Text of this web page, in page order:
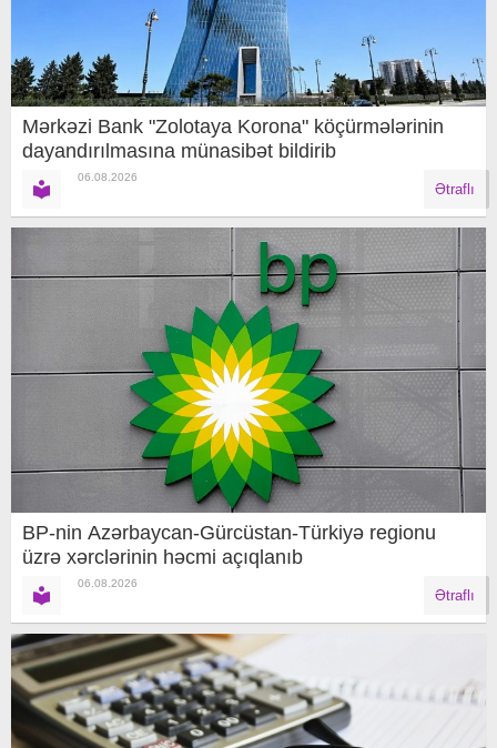
Mərkəzi Bank "Zolotaya Korona" köçürmələrinin
dayandırılmasına münasibət bildirib
06.08.2026
Ətraflı
BP-nin Azərbaycan-Gürcüstan-Türkiyə regionu
üzrə xərclərinin həcmi açıqlanıb
06.08.2026
Ətraflı